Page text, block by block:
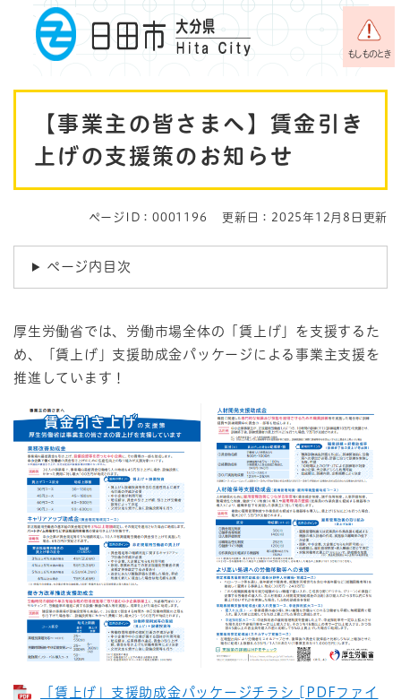
メニューを飛ばして本文へ
もしものとき
【事業主の皆さまへ】賃金引き
上げの支援策のお知らせ
ページID：0001196 更新日：2025年12月8日更新
ページ内目次
厚生労働省では、労働市場全体の「賃上げ」を支援するた
め、「賃上げ」支援助成金パッケージによる事業主支援を
推進しています！
「賃上げ」支援助成金パッケージチラシ [PDFファイ